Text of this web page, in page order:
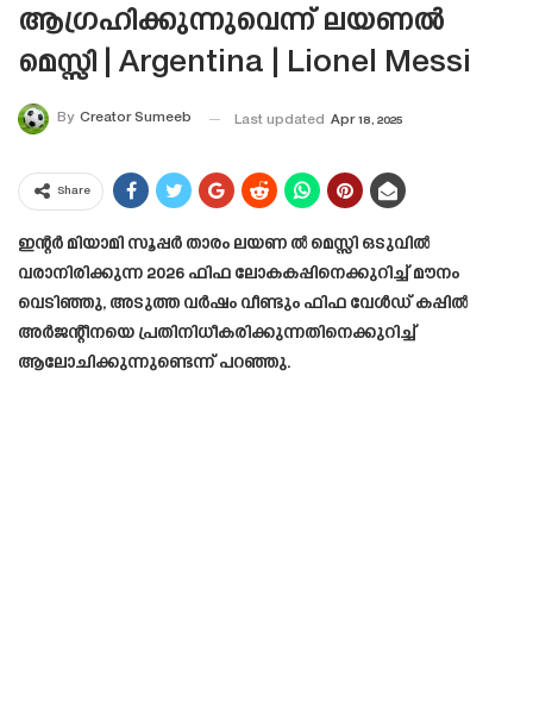
ആഗ്രഹിക്കുന്നുവെന്ന് ലയണൽ
മെസ്സി | Argentina | Lionel Messi
By Creator Sumeeb Last updated Apr 18, 2025
Share
ഇന്റർ മിയാമി സൂപ്പർ താരം ലയണ ൽ മെസ്സി ഒടുവിൽ
വരാനിരിക്കുന്ന 2026 ഫിഫ ലോകകപ്പിനെക്കുറിച്ച് മൗനം
വെടിഞ്ഞു, അടുത്ത വർഷം വീണ്ടും ഫിഫ വേൾഡ് കപ്പിൽ
അർജന്റീനയെ പ്രതിനിധീകരിക്കുന്നതിനെക്കുറിച്ച്
ആലോചിക്കുന്നുണ്ടെന്ന് പറഞ്ഞു.